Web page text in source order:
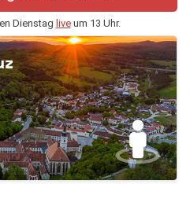
Dienstag liveum 13 Uhr.